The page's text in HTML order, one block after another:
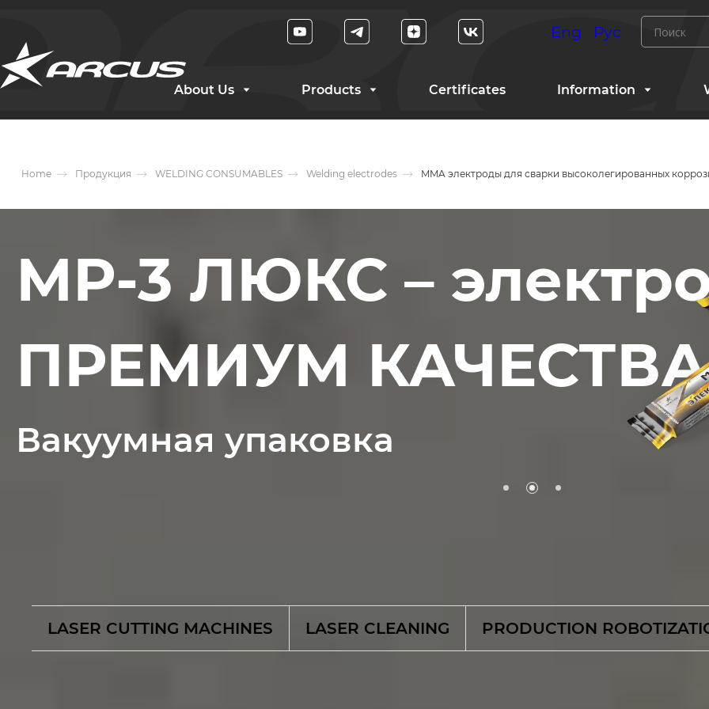
Eng Рус
About Us Products Certificates Information
Home Продукция WELDING CONSUMABLES Welding electrodes MMA электроды для сварки высоколегированных
МР-3 ЛЮКС –
ПРЕМИУМ
Вакуумная упаковка
LASER CUTTING MACHINES LASER CLEANING PRODUCTION